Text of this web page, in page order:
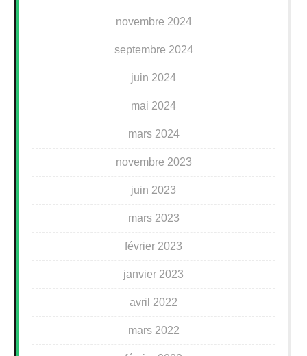
novembre 2024
septembre 2024
juin 2024
mai 2024
mars 2024
novembre 2023
juin 2023
mars 2023
février 2023
janvier 2023
avril 2022
mars 2022